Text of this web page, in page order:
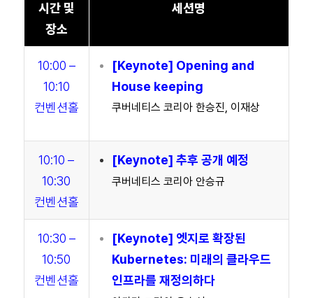
시간 및
장소
세션명
10:00 –
10:10
컨벤션홀
[Keynote] Opening and
House keeping
쿠버네티스 코리아 한승진, 이재상
10:10 –
10:30
컨벤션홀
[Keynote] 추후 공개 예정
쿠버네티스 코리아 안승규
10:30 –
10:50
컨벤션홀
[Keynote] 엣지로 확장된
Kubernetes: 미래의 클라우드
인프라를 재정의하다